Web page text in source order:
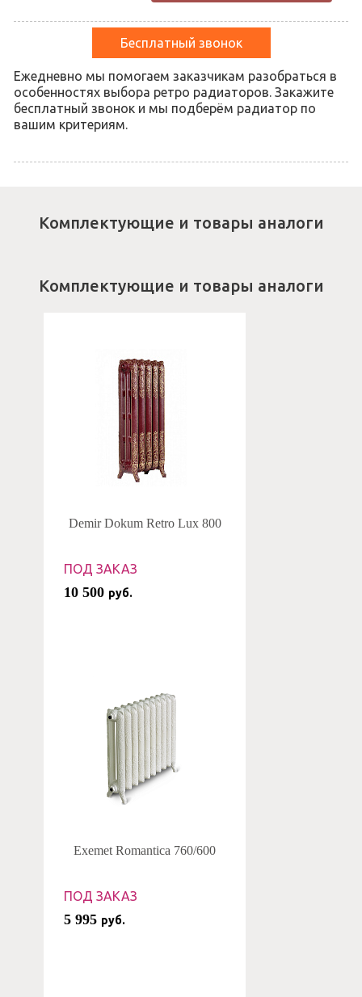
Бесплатный звонок
Ежедневно мы помогаем заказчикам разобраться в
особенностях выбора ретро радиаторов. Закажите
бесплатный звонок и мы подберём радиатор по
вашим критериям.
Комплектующие и товары аналоги
Комплектующие и товары аналоги
Demir Dokum Retro Lux 800
ПОД ЗАКАЗ
10 500 руб.
Exemet Romantica 760/600
ПОД ЗАКАЗ
5 995 руб.